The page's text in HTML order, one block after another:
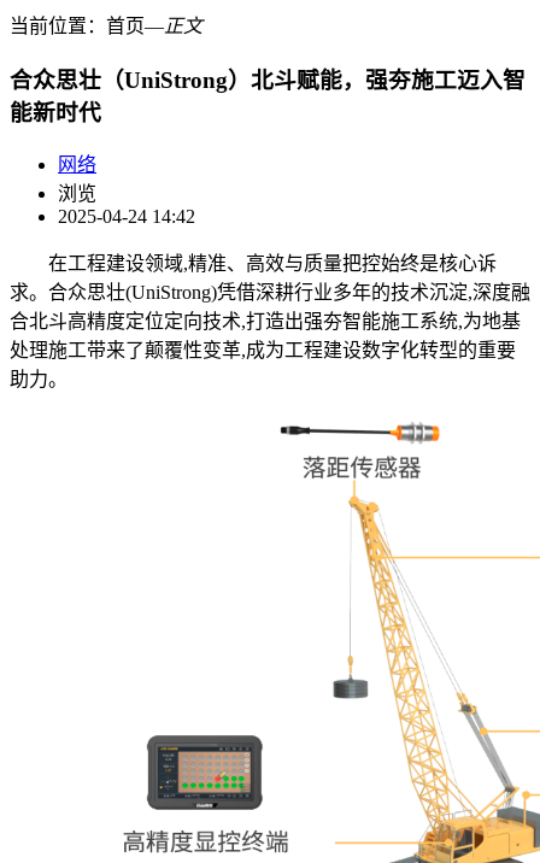
当前位置： 首页―正文
合众思壮（UniStrong）北斗赋能，强夯施工迈入智
能新时代
网络
浏览
2025-04-24 14:42
在工程建设领域,精准、高效与质量把控始终是核心诉
求。合众思壮(UniStrong)凭借深耕行业多年的技术沉淀,深度融
合北斗高精度定位定向技术,打造出强夯智能施工系统,为地基
处理施工带来了颠覆性变革,成为工程建设数字化转型的重要
助力。